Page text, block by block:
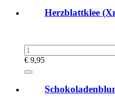
Herzblattklee
€ 9,95